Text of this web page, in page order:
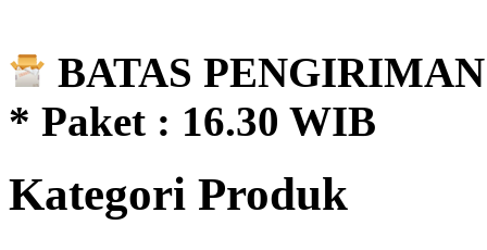
BATAS
* Paket : 16.30 WIB
Kategori Produk